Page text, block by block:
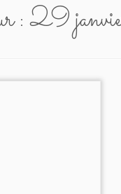
:29